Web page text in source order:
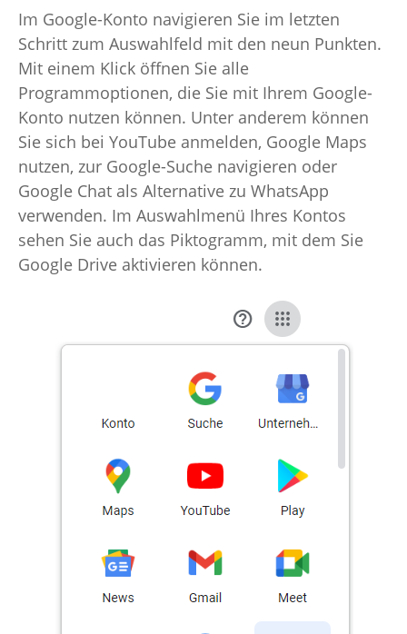
Im Google-Konto navigieren Sie im letzten
Schritt zum Auswahlfeld mit den neun Punkten.
Mit einem Klick öffnen Sie alle
Programmoptionen, die Sie mit Ihrem Google-
Konto nutzen können. Unter anderem können
Sie sich bei YouTube anmelden, Google Maps
nutzen, zur Google-Suche navigieren oder
Google Chat als Alternative zu WhatsApp
verwenden. Im Auswahlmenü Ihres Kontos
sehen Sie auch das Piktogramm, mit dem Sie
Google Drive aktivieren können.